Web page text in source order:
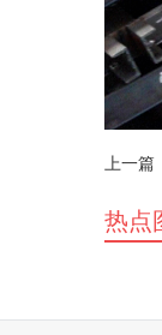
上一篇
热点